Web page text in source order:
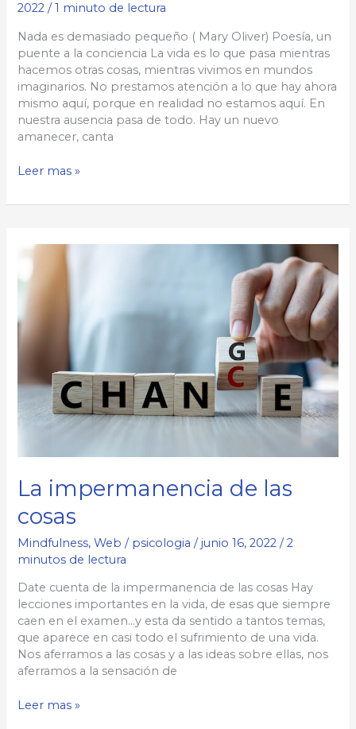
2022/1 minuto de lectura
Nada es demasiado pequeño ( Mary Oliver) Poesía, un
puente a la conciencia La vida es lo que pasa mientras
hacemos otras cosas, mientras vivimos en mundos
imaginarios. No prestamos atención a lo que hay ahora
mismo aquí, porque en realidad no estamos aquí. En
nuestra ausencia pasa de todo. Hay un nuevo
amanecer, canta
Nada
demasiado
Leer mas »
La impermanencia de las
cosas
Mindfulness,Web / psicologia/ junio 16, 2022/2
minutos de lectura
Date cuenta de la impermanencia de las cosas Hay
lecciones importantes en la vida, de esas que siempre
caen en el examen…y esta da sentido a tantos temas,
que aparece en casi todo el sufrimiento de una vida.
Nos aferramos a las cosas y a las ideas sobre ellas, nos
aferramos a la sensación de
La
Leer mas »